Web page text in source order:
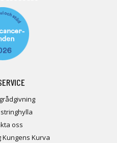
oss
Kurva